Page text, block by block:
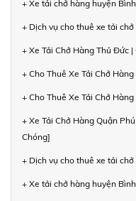
+ Xe tải chở hàng huyện
+ Dịch vụ cho thuê xe tải
+ Xe Tải Chở Hàng Thủ Đức
+ Cho Thuê Xe Tải Chở
+ Cho Thuê Xe Tải Chở
+ Xe Tải Chở Hàng Quận
Chóng]
+ Dịch vụ cho thuê xe tải
+ Xe tải chở hàng huyện